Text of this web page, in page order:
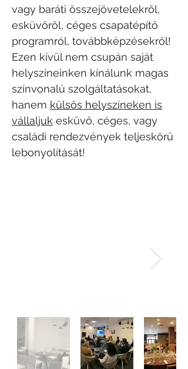
vagy baráti összejövetelekről,
esküvőről, céges csapatépítő
programról, továbbképzésekről!
Ezen kívül nem csupán saját
helyszíneinken kínálunk magas
színvonalú szolgáltatásokat,
hanem külsős helyszíneken is
vállaljuk esküvő, céges, vagy
családi rendezvények teljeskörű
lebonyolítását!